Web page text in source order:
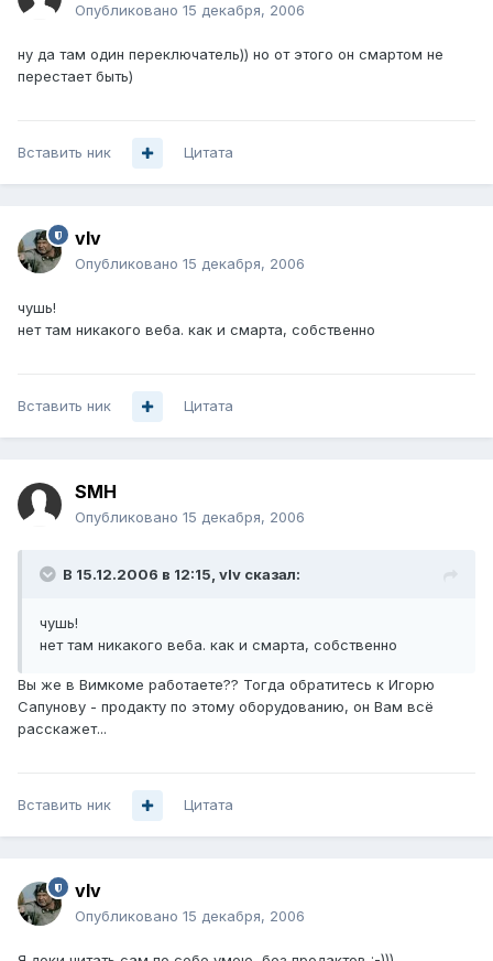
Опубликовано 15 декабря, 2006
ну да там один переключатель)) но от этого он смартом не
перестает быть)
Вставить ник Цитата
vIv
Опубликовано 15 декабря, 2006
чушь!
нет там никакого веба. как и смарта, собственно
Вставить ник Цитата
SMH
Опубликовано 15 декабря, 2006
В 15.12.2006 в 12:15, vIv сказал:
чушь!
нет там никакого веба. как и смарта, собственно
Вы же в Вимкоме работаете?? Тогда обратитесь к Игорю
Сапунову - продакту по этому оборудованию, он Вам всё
расскажет...
Вставить ник Цитата
vIv
Опубликовано 15 декабря, 2006